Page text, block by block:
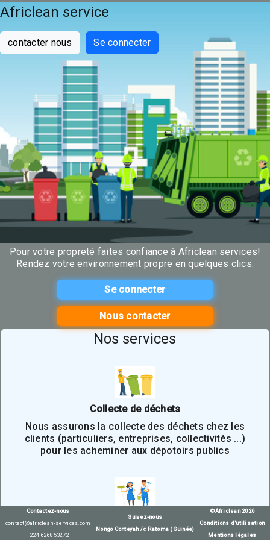
Africlean service
contacter nous Se connecter
Pour votre propreté faites confiance à Africlean services!
Rendez votre environnement propre en quelques clics.
Se connecter
Nous contacter
Nos services
Collecte de déchets
Nous assurons la collecte des déchets chez les
clients (particuliers, entreprises, collectivités ...)
pour les acheminer aux dépotoirs publics
Service de nettoyage
Nous assurons des prestations d’entretien et de
Contactez-nous
contact@africlean-services.com
+224 626853272
Suivez-nous
Nongo Conteyah /c Ratoma (Guinée)
©Africlean 2026
Conditions d'utilisation
Mentions légales